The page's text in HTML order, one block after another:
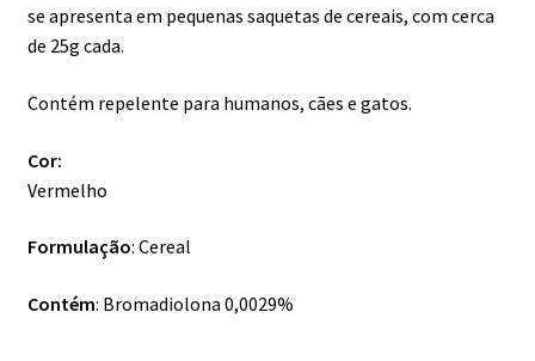
se apresenta em pequenas saquetas de cereais, com cerca
de 25g cada.
Contém repelente para humanos, cães e gatos.
Cor:
Vermelho
Formulação: Cereal
Contém: Bromadiolona 0,0029%